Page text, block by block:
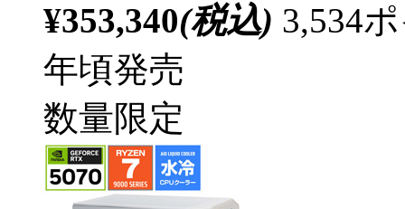
¥353,340(税込) 3,534
年頃発売
数量限定